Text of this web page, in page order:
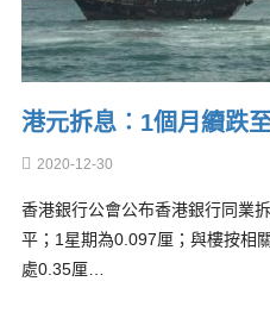
港元拆息︰1個月續跌
2020-12-30
香港銀行公會公布香港銀行同業
平；1星期為0.097厘；與樓按相
處0.35厘…